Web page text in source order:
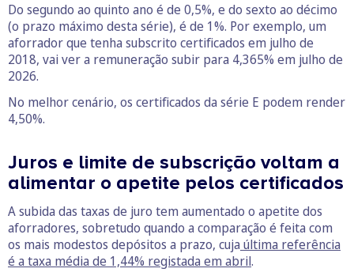
Do segundo ao quinto ano é de 0,5%, e do sexto ao décimo
(o prazo máximo desta série), é de 1%. Por exemplo, um
aforrador que tenha subscrito certificados em julho de
2018, vai ver a remuneração subir para 4,365% em julho de
2026.
No melhor cenário, os certificados da série E podem render
4,50%.
Juros e limite de subscrição voltam a
alimentar o apetite pelos certificados
A subida das taxas de juro tem aumentado o apetite dos
aforradores, sobretudo quando a comparação é feita com
os mais modestos depósitos a prazo, cuja última referência
é a taxa média de 1,44% registada em abril.